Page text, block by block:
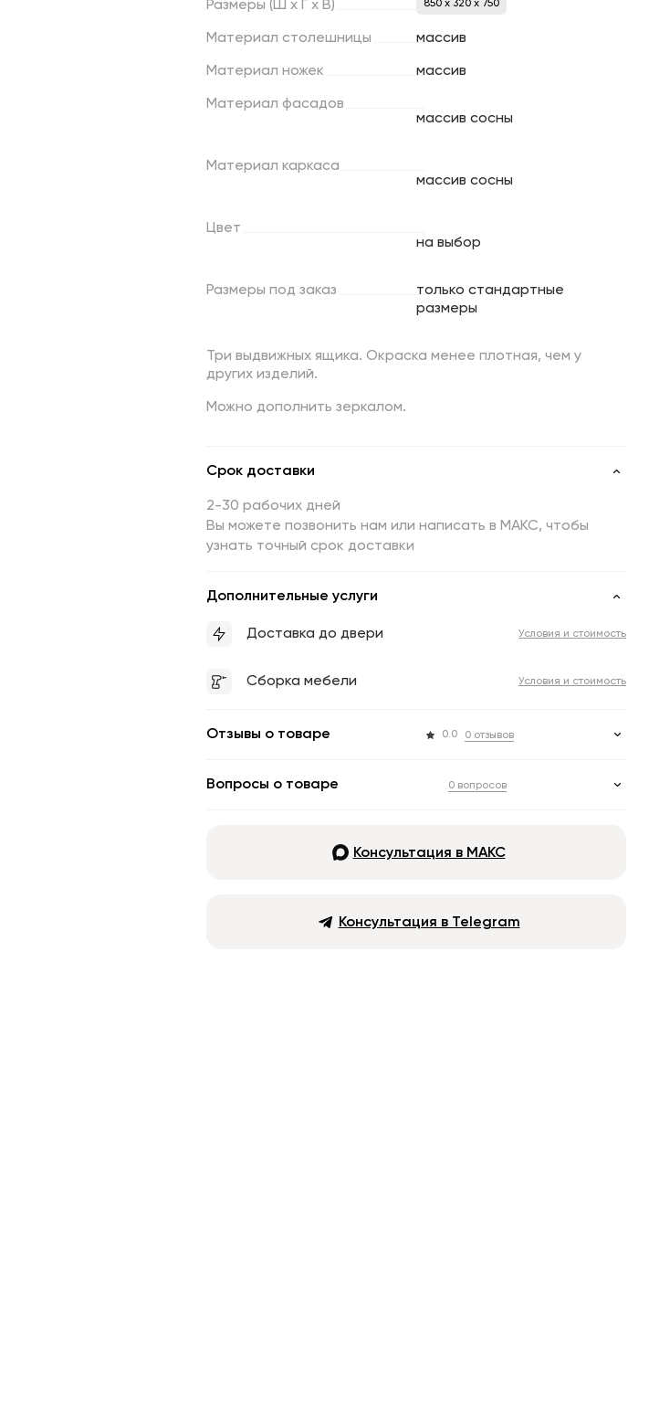
Размеры (Ш х Г х В) 850 x 320 x 750
Материал столешницы массив
Материал ножек массив
Материал фасадов
массив сосны
Материал каркаса
массив сосны
Цвет
на выбор
Размеры под заказ
только стандартные
размеры
Три выдвижных ящика. Окраска менее плотная, чем у
других изделий.
Можно дополнить зеркалом.
Срок доставки
2-30 рабочих дней
Вы можете позвонить нам или написать в МАКС, чтобы
узнать точный срок доставки
Дополнительные услуги
Доставка до двери Условия и стоимость
Сборка мебели Условия и стоимость
Отзывы о товаре 0.0 0 отзывов
Вопросы о товаре 0 вопросов
Консультация в МАКС
Консультация в Telegram